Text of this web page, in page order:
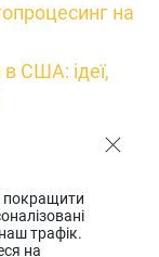
на
в США: ідеї,
на
в
покращити
трафік.
на